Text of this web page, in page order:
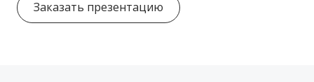
Заказать презентацию